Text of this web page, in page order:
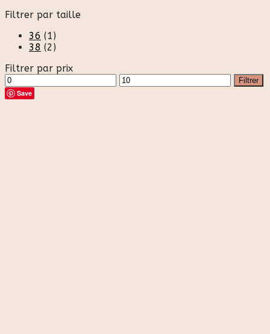
Filtrer par taille
36 (1)
38 (2)
Filtrer par prix
Prix
min
Prix
max
Filtrer
Save